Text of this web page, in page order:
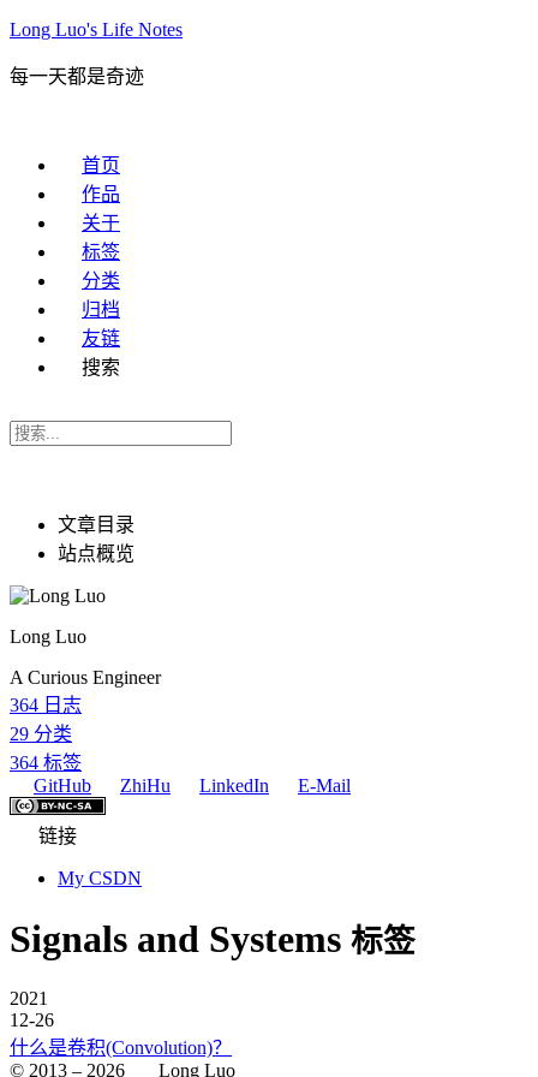
Long Luo's Life Notes
每一天都是奇迹
首页
作品
关于
标签
分类
归档
友链
搜索
文章目录
站点概览
Long Luo
A Curious Engineer
364 日志
29 分类
364 标签
GitHub
ZhiHu LinkedIn E-Mail
链接
My CSDN
Signals and Systems 标签
2021
12-26
什么是卷积(Convolution)？
© 2013 – 2026 Long Luo